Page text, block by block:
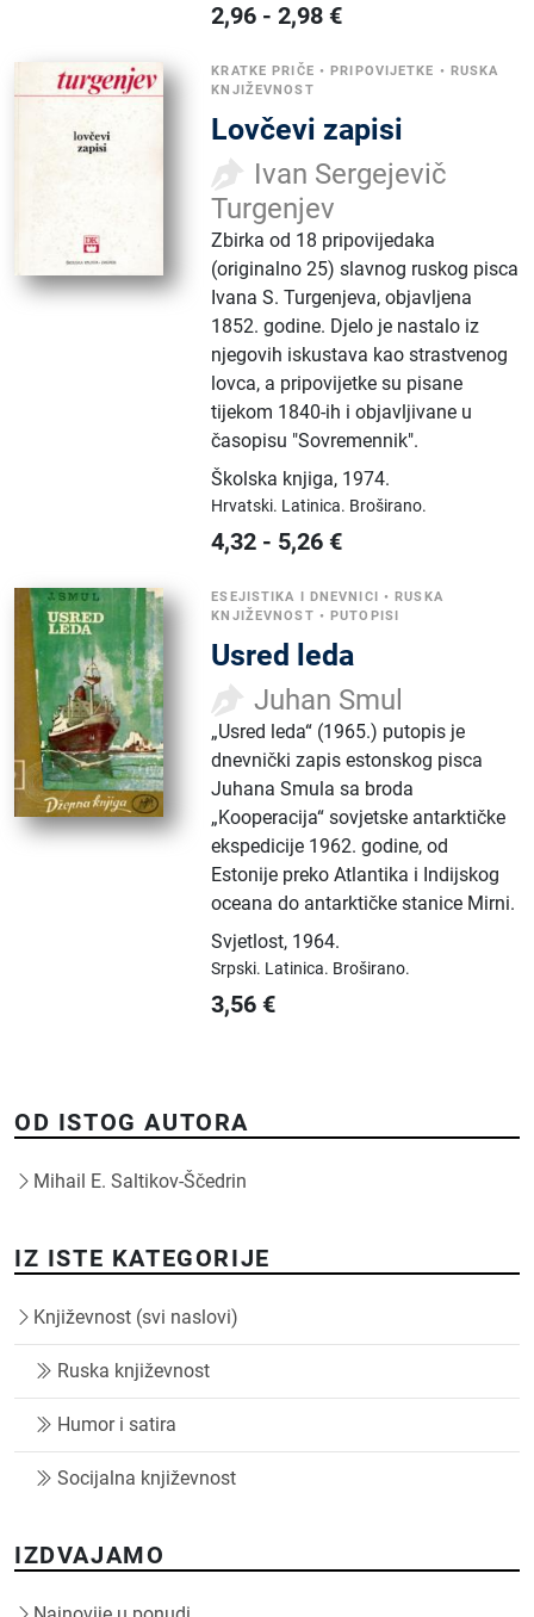
2,96 -2,98 €
KRATKE PRIČE • PRIPOVIJETKE • RUSKA
KNJIŽEVNOST
Lovčevi zapisi
Ivan Sergejevič
Turgenjev
Zbirka od 18 pripovijedaka
(originalno 25) slavnog ruskog pisca
Ivana S. Turgenjeva, objavljena
1852. godine. Djelo je nastalo iz
njegovih iskustava kao strastvenog
lovca, a pripovijetke su pisane
tijekom 1840-ih i objavljivane u
časopisu "Sovremennik".
Školska knjiga, 1974.
Hrvatski. Latinica. Broširano.
4,32 - 5,26 €
ESEJISTIKA I DNEVNICI • RUSKA
KNJIŽEVNOST • PUTOPISI
Usred leda
Juhan Smul
„Usred leda“ (1965.) putopis je
dnevnički zapis estonskog pisca
Juhana Smula sa broda
„Kooperacija“ sovjetske antarktičke
ekspedicije 1962. godine, od
Estonije preko Atlantika i Indijskog
oceana do antarktičke stanice Mirni.
Svjetlost, 1964.
Srpski. Latinica. Broširano.
3,56 €
OD ISTOG AUTORA
Mihail E. Saltikov-Ščedrin
IZ ISTE KATEGORIJE
Književnost (svi naslovi)
Ruska književnost
Humor i satira
Socijalna književnost
IZDVAJAMO